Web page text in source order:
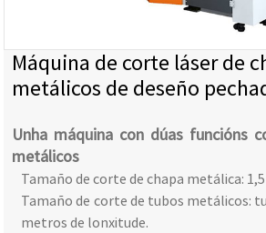
Máquina de corte láser de
metálicos de deseño
Unha máquina con dúas funcións
metálicos
Tamaño de corte de chapa metálica:
Tamaño de corte de tubos metálicos:
metros de lonxitude.